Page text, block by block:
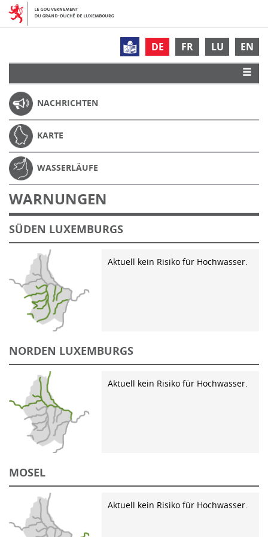
DE FR LU EN
NACHRICHTEN
KARTE
WASSERLÄUFE
WARNUNGEN
SÜDEN LUXEMBURGS
Aktuell kein Risiko für Hochwasser.
NORDEN LUXEMBURGS
Aktuell kein Risiko für Hochwasser.
MOSEL
Aktuell kein Risiko für Hochwasser.